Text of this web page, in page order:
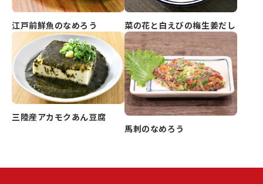
江戸前鮮魚のなめろう 菜の花と白えびの梅生姜だし
三陸産アカモクあん豆腐
馬刺のなめろう